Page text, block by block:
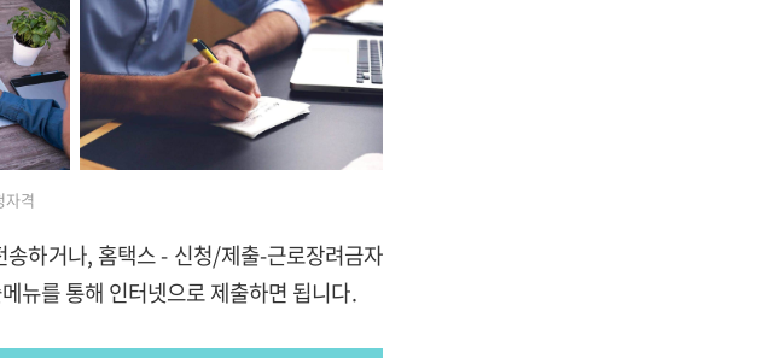
자격
하거나, 홈택스 - 신청/제출-근로장려금자
뉴를 통해 인터넷으로 제출하면 됩니다.